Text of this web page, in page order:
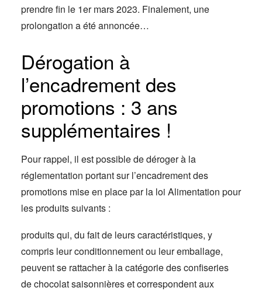
prendre fin le 1er mars 2023. Finalement, une
prolongation a été annoncée…
Dérogation à
l’encadrement des
promotions : 3 ans
supplémentaires !
Pour rappel, il est possible de déroger à la
réglementation portant sur l’encadrement des
promotions mise en place par la loi Alimentation pour
les produits suivants :
produits qui, du fait de leurs caractéristiques, y
compris leur conditionnement ou leur emballage,
peuvent se rattacher à la catégorie des confiseries
de chocolat saisonnières et correspondent aux